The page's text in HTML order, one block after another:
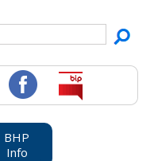
BHP
Info